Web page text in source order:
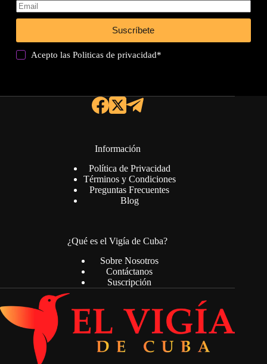
Suscríbete
Acepto lasPoliticas de privacidad*
Información
Política de Privacidad
Términos y Condiciones
Preguntas Frecuentes
Blog
¿Qué es el Vigía de Cuba?
Sobre Nosotros
Contáctanos
Suscripción